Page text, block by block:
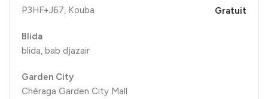
P3HF+J67, Kouba
Blida
blida, bab djazair
Garden City
Chéraga Garden City Mall
Gratuit